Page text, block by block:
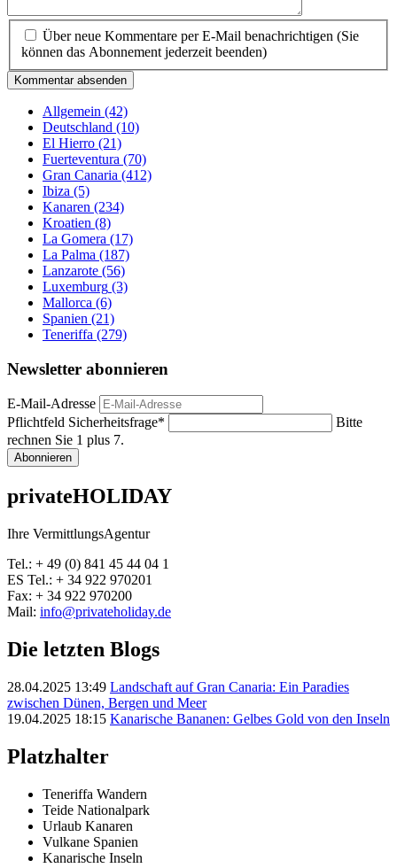
Über neue Kommentare per E-Mail benachrichtigen (Sie
können das Abonnement jederzeit beenden)
Kommentar absenden
Allgemein (42)
Deutschland (10)
El Hierro (21)
Fuerteventura (70)
Gran Canaria (412)
Ibiza (5)
Kanaren (234)
Kroatien (8)
La Gomera (17)
La Palma (187)
Lanzarote (56)
Luxemburg (3)
Mallorca (6)
Spanien (21)
Teneriffa (279)
Newsletter abonnieren
E-Mail-Adresse
Pflichtfeld Sicherheitsfrage*
Bitte
rechnen Sie 1 plus 7.
Abonnieren
privateHOLIDAY
Ihre VermittlungsAgentur
Tel.: + 49 (0) 841 45 44 04 1
ES Tel.: + 34 922 970201
Fax: + 34 922 970200
Mail: info@privateholiday.de
Die letzten Blogs
28.04.2025 13:49 Landschaft auf Gran Canaria: Ein Paradies
zwischen Dünen, Bergen und Meer
19.04.2025 18:15 Kanarische Bananen: Gelbes Gold von den Inseln
Platzhalter
Teneriffa Wandern
Teide Nationalpark
Urlaub Kanaren
Vulkane Spanien
Kanarische Inseln